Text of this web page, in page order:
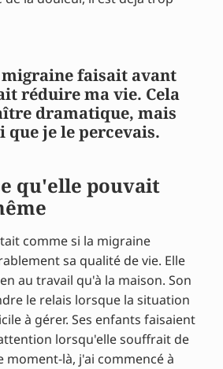
migraine faisait avant
réduire ma vie. Cela
dramatique, mais
que je le percevais.
qu'elle pouvait
comme si la migraine
sa qualité de vie. Elle
au travail qu'à la maison. Son
le relais lorsque la situation
à gérer. Ses enfants faisaient
lorsqu'elle souffrait de
moment-là, j'ai commencé à